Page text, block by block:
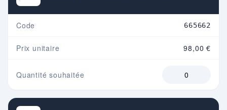
Code 665662
Prix unitaire 98,00 €
Quantité souhaitée